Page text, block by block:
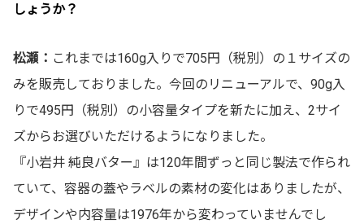
しょうか？
松瀬： これまでは160g入りで705円（税別）の１サイズの
みを販売しておりました。今回のリニューアルで、90g入
りで495円（税別）の小容量タイプを新たに加え、2サイ
ズからお選びいただけるようになりました。
『小岩井 純良バター』は120年間ずっと同じ製法で作られ
ていて、容器の蓋やラベルの素材の変化はありましたが、
デザインや内容量は1976年から変わっていませんでし